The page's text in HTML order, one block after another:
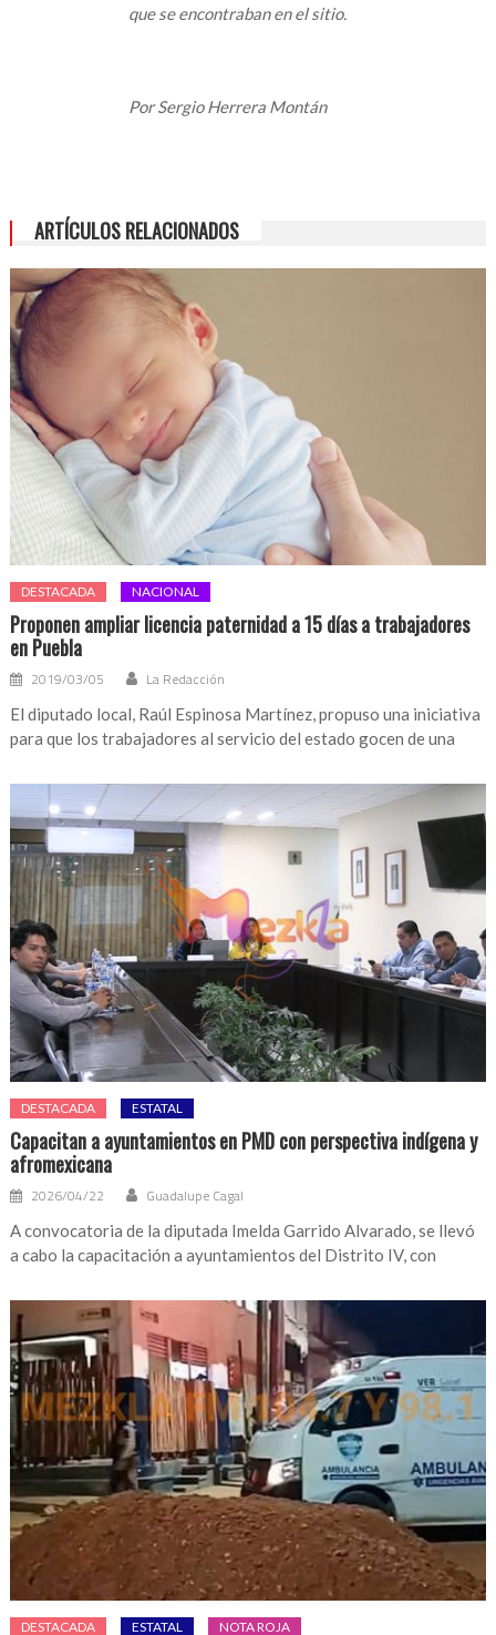
que se encontraban en el sitio.
Por Sergio Herrera Montán
ARTÍCULOS RELACIONADOS
DESTACADA NACIONAL
Proponen ampliar licencia paternidad a 15 días a trabajadores
en Puebla
2019/03/05 La Redacción
El diputado local, Raúl Espinosa Martínez, propuso una iniciativa
para que los trabajadores al servicio del estado gocen de una
DESTACADA ESTATAL
Capacitan a ayuntamientos en PMD con perspectiva indígena y
afromexicana
2026/04/22 Guadalupe Cagal
A convocatoria de la diputada Imelda Garrido Alvarado, se llevó
a cabo la capacitación a ayuntamientos del Distrito IV, con
DESTACADA ESTATAL NOTA ROJA